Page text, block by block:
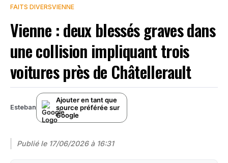
FAITS DIVERSVIENNE
Vienne : deux blessés graves dans
une collision impliquant trois
voitures près de Châtellerault
Esteban
Ajouter en tant que
source préférée sur
Google
Publié le 17/06/2026 à 16:31